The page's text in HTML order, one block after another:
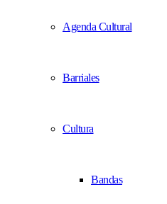
Agenda Cultural
Barriales
Cultura
Bandas